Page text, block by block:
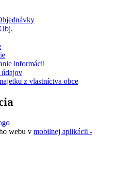
informácii
údajov
z vlastníctva obce
webu v mobilnej aplikácii -